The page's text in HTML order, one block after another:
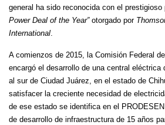
general ha sido reconocida con el prestigioso
Power Deal of the Year”otorgado por
International.
A comienzos de 2015, la Comisión Federal
encargó el desarrollo de una central
al sur de Ciudad Juárez, en el estado de
satisfacer la creciente necesidad de
de ese estado se identifica en el
de desarrollo de infraestructura de 15 años